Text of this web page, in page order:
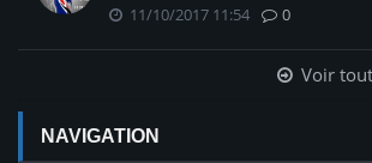
11/10/2017 11:54 0
Voir
NAVIGATION